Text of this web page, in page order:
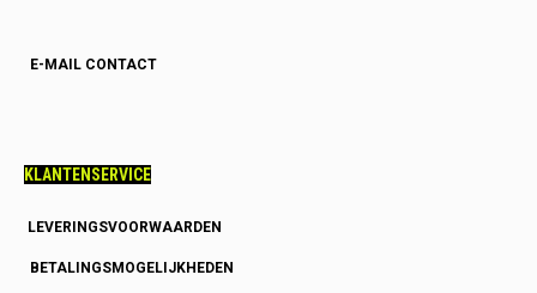
E-MAIL CONTACT
KLANTENSERVICE
LEVERINGSVOORWAARDEN
BETALINGSMOGELIJKHEDEN